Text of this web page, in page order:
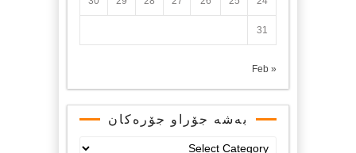
31
« Feb
بەشە جۆراو جۆرەکان